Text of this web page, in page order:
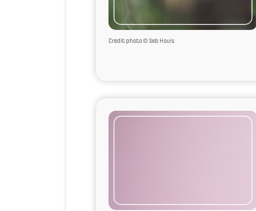
Crédit photo © Seb Houis